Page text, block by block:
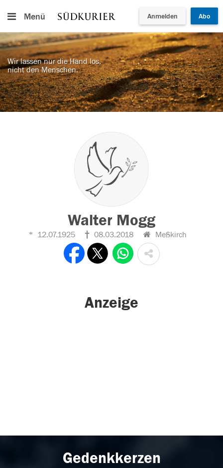
Menü Anmelden Abo
Wir lassen nur die Hand los,
nicht den Menschen.
Walter Mogg
12.07.1925 08.03.2018 Meßkirch
Anzeige
Gedenkkerzen